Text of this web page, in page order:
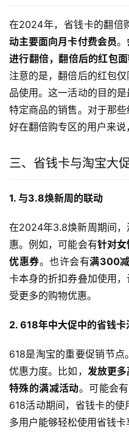
在2024年，省钱卡的翻倍
动主要面向月卡付费会员。
进行翻倍，翻倍后的红包
注意的是，翻倍后的红包
品使用。这一活动的目的
特定商品的销售。对于那
好在翻倍购专区的用户来说
三、省钱卡与淘宝大
1. 与3.8焕新周的联动
在2024年3.8焕新周期间
惠。例如，可能会有针对
优惠券。也许会有满300
卡本身的折扣券叠加使用
受更多的购物优惠。
2. 618年中大促中的省钱卡
618是淘宝的重要促销节
优惠力度。比如， 发放更
特殊的满减活动。可能会
618活动期间，省钱卡的
多用户能够轻松使用省钱卡